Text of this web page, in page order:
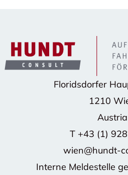
Floridsdorfer
1210
Austria
T +43 (1)
wien@hundt-
Interne Meldestelle